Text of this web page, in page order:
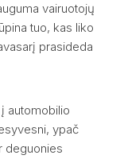
vairuotojų
tuo, kas liko
prasideda
automobilio
ypač
deguonies